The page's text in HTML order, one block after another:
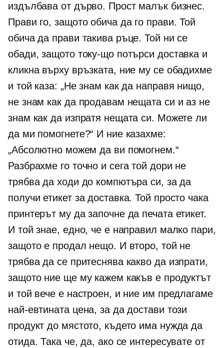
издълбава от дърво. Прост малък бизнес.
Прави го, защото обича да го прави. Той
обича да прави такива ръце. Той ни се
обади, защото току-що потърси доставка и
кликна върху връзката, ние му се обадихме
и той каза: „Не знам как да направя нищо,
не знам как да продавам нещата си и аз не
знам как да изпратя нещата си. Можете ли
да ми помогнете?“ И ние казахме:
„Абсолютно можем да ви помогнем.“
Разбрахме го точно и сега той дори не
трябва да ходи до компютъра си, за да
получи етикет за доставка. Той просто чака
принтерът му да започне да печата етикет.
И той знае, едно, че е направил малко пари,
защото е продал нещо. И второ, той не
трябва да се притеснява какво да изпрати,
защото ние ще му кажем какъв е продуктът
и той вече е настроен, и ние им предлагаме
най-евтината цена, за да достави този
продукт до мястото, където има нужда да
отида. Така че, да, ако се интересувате от